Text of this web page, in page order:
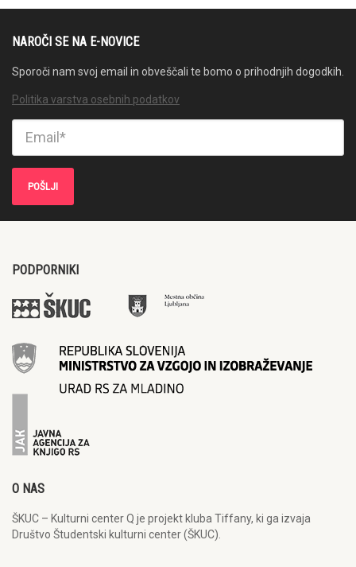
NAROČI SE NA E-NOVICE
Sporoči nam svoj email in obveščali te bomo o prihodnjih dogodkih.
Politika varstva osebnih podatkov
PODPORNIKI
O NAS
ŠKUC – Kulturni center Q je projekt kluba Tiffany, ki ga izvaja
Društvo Študentski kulturni center (ŠKUC).